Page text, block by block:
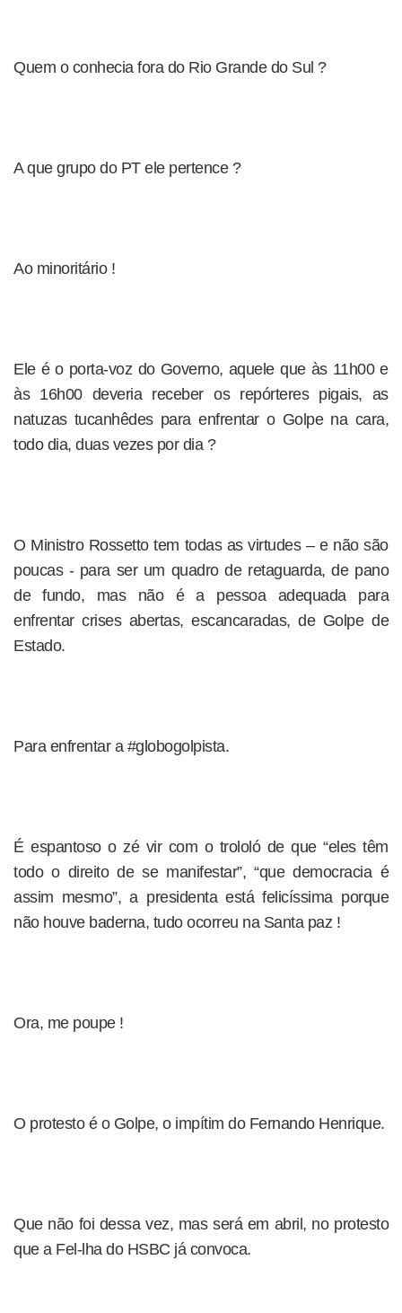
Quem o conhecia fora do Rio Grande do Sul ?
A que grupo do PT ele pertence ?
Ao minoritário !
Ele é o porta-voz do Governo, aquele que às 11h00 e
às 16h00 deveria receber os repórteres pigais, as
natuzas tucanhêdes para enfrentar o Golpe na cara,
todo dia, duas vezes por dia ?
O Ministro Rossetto tem todas as virtudes – e não são
poucas - para ser um quadro de retaguarda, de pano
de fundo, mas não é a pessoa adequada para
enfrentar crises abertas, escancaradas, de Golpe de
Estado.
Para enfrentar a #globogolpista.
É espantoso o zé vir com o trololó de que “eles têm
todo o direito de se manifestar”, “que democracia é
assim mesmo”, a presidenta está felicíssima porque
não houve baderna, tudo ocorreu na Santa paz !
Ora, me poupe !
O protesto é o Golpe, o impítim do Fernando Henrique.
Que não foi dessa vez, mas será em abril, no protesto
que a Fel-lha do HSBC já convoca.